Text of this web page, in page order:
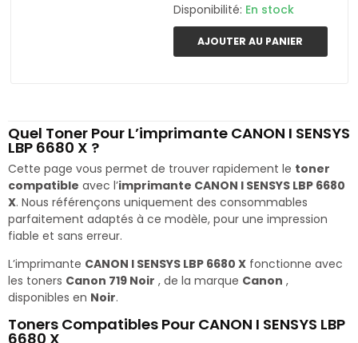
Disponibilité: En stock
AJOUTER AU PANIER
Quel Toner Pour L’imprimante CANON I SENSYS
LBP 6680 X ?
Cette page vous permet de trouver rapidement le toner
compatible avec l’imprimante CANON I SENSYS LBP 6680
X. Nous référençons uniquement des consommables
parfaitement adaptés à ce modèle, pour une impression
fiable et sans erreur.
L’imprimante CANON I SENSYS LBP 6680 X fonctionne avec
les toners Canon 719 Noir , de la marque Canon ,
disponibles en Noir.
Toners Compatibles Pour CANON I SENSYS LBP
6680 X